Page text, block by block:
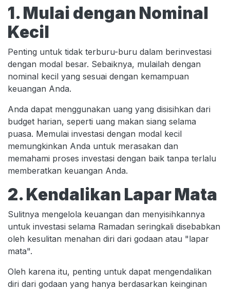
1. Mulai dengan Nominal
Kecil
Penting untuk tidak terburu-buru dalam berinvestasi
dengan modal besar. Sebaiknya, mulailah dengan
nominal kecil yang sesuai dengan kemampuan
keuangan Anda.
Anda dapat menggunakan uang yang disisihkan dari
budget harian, seperti uang makan siang selama
puasa. Memulai investasi dengan modal kecil
memungkinkan Anda untuk merasakan dan
memahami proses investasi dengan baik tanpa terlalu
memberatkan keuangan Anda.
2. Kendalikan Lapar Mata
Sulitnya mengelola keuangan dan menyisihkannya
untuk investasi selama Ramadan seringkali disebabkan
oleh kesulitan menahan diri dari godaan atau "lapar
mata".
Oleh karena itu, penting untuk dapat mengendalikan
diri dari godaan yang hanya berdasarkan keinginan